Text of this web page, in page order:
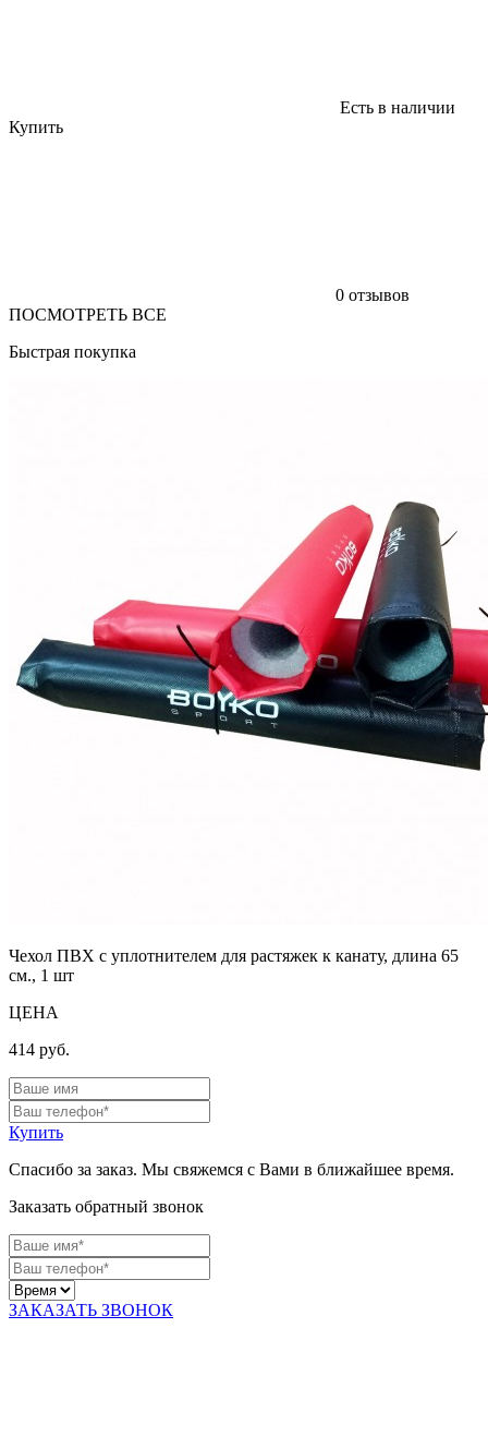
Есть в наличии
Купить
0 отзывов
ПОСМОТРЕТЬ ВСЕ
Быстрая покупка
Чехол ПВХ с уплотнителем для растяжек к канату, длина 65
см., 1 шт
ЦЕНА
414 руб.
Купить
Спасибо за заказ. Мы свяжемся с Вами в ближайшее время.
Заказать обратный звонок
ЗАКАЗАТЬ ЗВОНОК